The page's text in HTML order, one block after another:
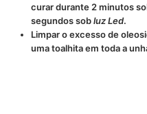
curar durante 2 minutos
segundos sobluz Led.
Limpar o excesso de
uma toalhita em toda a